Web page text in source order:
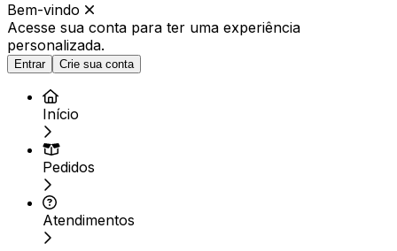
Bem-vindo
Acesse sua conta para ter uma experiência
personalizada.
Entrar Crie sua conta
Início
Pedidos
Atendimentos